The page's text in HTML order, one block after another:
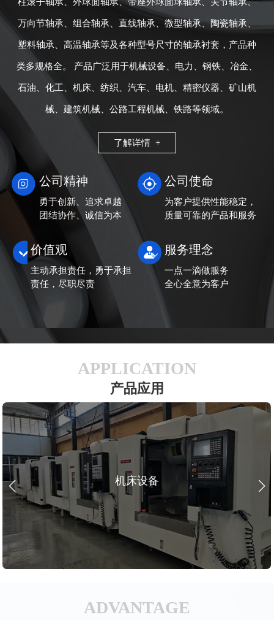
万向节轴承、组合轴承、直线轴承、微型轴承、陶瓷轴承、
塑料轴承、高温轴承等及各种型号尺寸的轴承衬套，产品种
类多规格全。 产品广泛用于机械设备、电力、钢铁、冶金、
石油、化工、机床、纺织、汽车、电机、精密仪器、矿山机
械、建筑机械、公路工程机械、铁路等领域。
了解详情 +
公司精神
勇于创新、追求卓越
团结协作、诚信为本
公司使命
为客户提供性能稳定，
质量可靠的产品和服务
价值观
主动承担责任，勇于承担
责任，尽职尽责
服务理念
一点一滴做服务
全心全意为客户
APPLICATION
产品应用
机床设备
ADVANTAGE